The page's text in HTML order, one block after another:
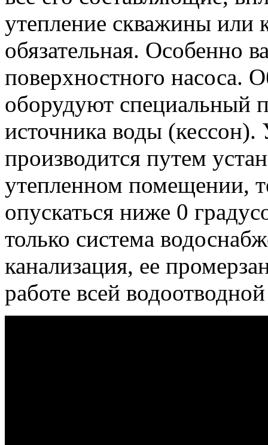
утепление скважины или
обязательная. Особенно
поверхностного насоса.
оборудуют специальный
источника воды
производится путем
утепленном помещении,
опускаться ниже 0
только система
канализация, ее
работе всей